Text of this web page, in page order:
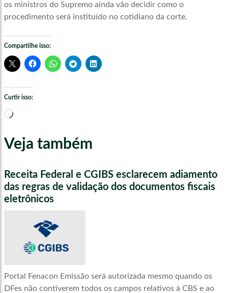
os ministros do Supremo ainda vão decidir como o
procedimento será instituído no cotidiano da corte.
Compartilhe isso:
Curtir isso:
Carregando...
Veja também
Receita Federal e CGIBS esclarecem adiamento
das regras de validação dos documentos fiscais
eletrônicos
Portal Fenacon Emissão será autorizada mesmo quando os
DFes não contiverem todos os campos relativos à CBS e ao